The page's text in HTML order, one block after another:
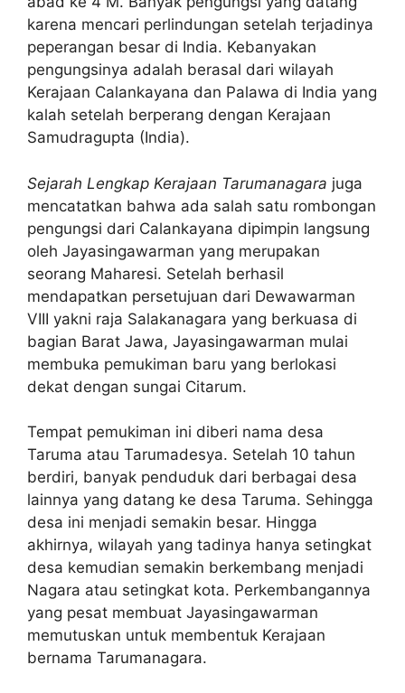
karena mencari perlindungan setelah terjadinya
peperangan besar di India. Kebanyakan
pengungsinya adalah berasal dari wilayah
Kerajaan Calankayana dan Palawa di India yang
kalah setelah berperang dengan Kerajaan
Samudragupta (India).
Sejarah Lengkap Kerajaan Tarumanagara juga
mencatatkan bahwa ada salah satu rombongan
pengungsi dari Calankayana dipimpin langsung
oleh Jayasingawarman yang merupakan
seorang Maharesi. Setelah berhasil
mendapatkan persetujuan dari Dewawarman
VIII yakni raja Salakanagara yang berkuasa di
bagian Barat Jawa, Jayasingawarman mulai
membuka pemukiman baru yang berlokasi
dekat dengan sungai Citarum.
Tempat pemukiman ini diberi nama desa
Taruma atau Tarumadesya. Setelah 10 tahun
berdiri, banyak penduduk dari berbagai desa
lainnya yang datang ke desa Taruma. Sehingga
desa ini menjadi semakin besar. Hingga
akhirnya, wilayah yang tadinya hanya setingkat
desa kemudian semakin berkembang menjadi
Nagara atau setingkat kota. Perkembangannya
yang pesat membuat Jayasingawarman
memutuskan untuk membentuk Kerajaan
bernama Tarumanagara.